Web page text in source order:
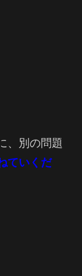
、別の問題
ていくだ